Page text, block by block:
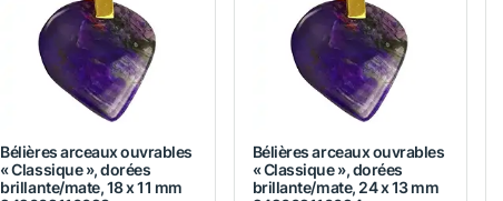
Bélières arceaux ouvrables
« Classique », dorées
brillante/mate, 18 x 11 mm
Bélières arceaux ouvrables
« Classique », dorées
brillante/mate, 24 x 13 mm